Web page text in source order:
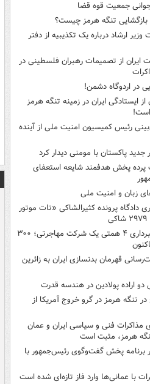
جوانی جمعیت قوه قضا
تنگه هرمز چیست؟
وزیر ارشاد درباره یک تکذیبیه از دفتر
ایران از تصمیمات رهبران فلسطینی در
در اردوگاه دشمن!
از ایستادگی ایران در زمینه تنگه هرمز
رئیس کمیسیون امنیت ملی از آینده
جدید پاکستان با مومنی دیدار کرد
پخش هدفمند شایعه استعفای
زبان و امنیت ملی
دادگاه پرونده کثیرالشاکی «تات موتور
کلاهبرداری ۴ همتی یک شرکت مهاجرتی؛ ۳۰۰
قهرمان بدنسازی ایران به زائرین
دو اراده پولادین در هندسه قدرت
تنگه هرمز در گرو خروج آمریکا از
مذاکرات فنی و سیاسی ایران و عمان
هرمز، مثبت است
برنامه پخش گفت‌وگوی رئیس‌جمهور با
با عمانی‌ها وارد فاز تازه‌ای شده است